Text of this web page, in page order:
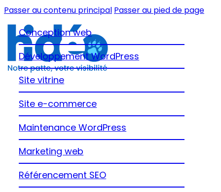
Passer au contenu principal Passer au pied de page
Conception web
Développement WordPress
Site vitrine
Site e-commerce
Maintenance WordPress
Marketing web
Référencement SEO